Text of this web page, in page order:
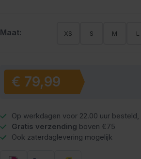
Maat: XS S M L
Vanaf:
€ 79,99
Op werkdagen voor 22.00 uur besteld,
Gratis verzending boven €75
Ook zaterdaglevering mogelijk